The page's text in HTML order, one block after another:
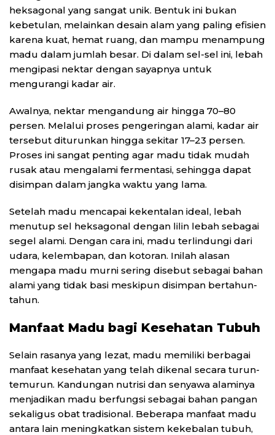
heksagonal yang sangat unik. Bentuk ini bukan
kebetulan, melainkan desain alam yang paling efisien
karena kuat, hemat ruang, dan mampu menampung
madu dalam jumlah besar. Di dalam sel-sel ini, lebah
mengipasi nektar dengan sayapnya untuk
mengurangi kadar air.
Awalnya, nektar mengandung air hingga 70–80
persen. Melalui proses pengeringan alami, kadar air
tersebut diturunkan hingga sekitar 17–23 persen.
Proses ini sangat penting agar madu tidak mudah
rusak atau mengalami fermentasi, sehingga dapat
disimpan dalam jangka waktu yang lama.
Setelah madu mencapai kekentalan ideal, lebah
menutup sel heksagonal dengan lilin lebah sebagai
segel alami. Dengan cara ini, madu terlindungi dari
udara, kelembapan, dan kotoran. Inilah alasan
mengapa madu murni sering disebut sebagai bahan
alami yang tidak basi meskipun disimpan bertahun-
tahun.
Manfaat Madu bagi Kesehatan Tubuh
Selain rasanya yang lezat, madu memiliki berbagai
manfaat kesehatan yang telah dikenal secara turun-
temurun. Kandungan nutrisi dan senyawa alaminya
menjadikan madu berfungsi sebagai bahan pangan
sekaligus obat tradisional. Beberapa manfaat madu
antara lain meningkatkan sistem kekebalan tubuh,